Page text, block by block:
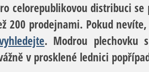
celorepublikovou distribuci
200 prodejnami. Pokud
. Modrou plechovku
v prosklené lednici